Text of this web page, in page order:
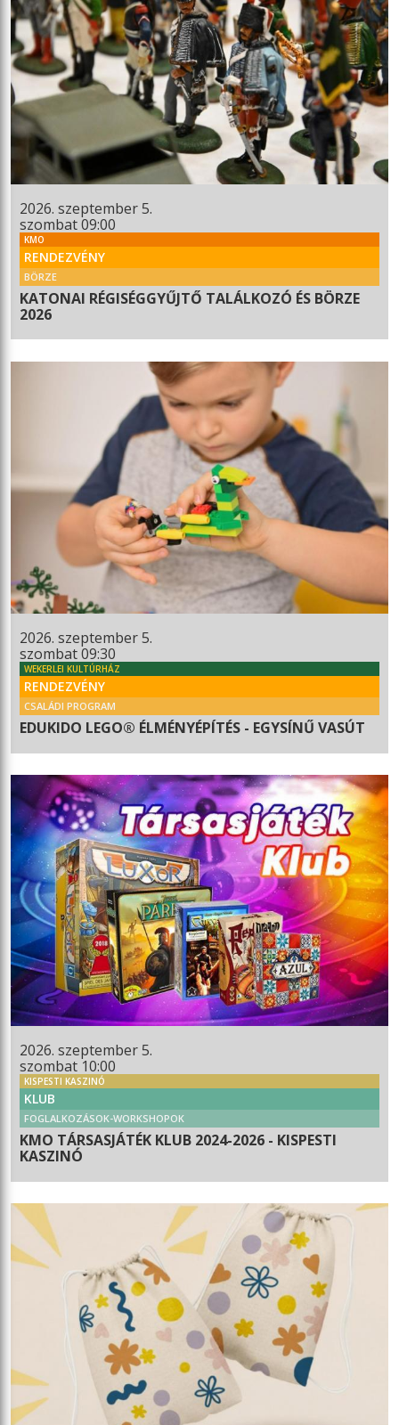
2026. szeptember 5.
szombat 09:00
KMO
RENDEZVÉNY
BÖRZE
KATONAI RÉGISÉGGYŰJTŐ TALÁLKOZÓ ÉS BÖRZE
2026
2026. szeptember 5.
szombat 09:30
WEKERLEI KULTÚRHÁZ
RENDEZVÉNY
CSALÁDI PROGRAM
EDUKIDO LEGO® ÉLMÉNYÉPÍTÉS - EGYSÍNŰ VASÚT
2026. szeptember 5.
szombat 10:00
KISPESTI KASZINÓ
KLUB
FOGLALKOZÁSOK-WORKSHOPOK
KMO TÁRSASJÁTÉK KLUB 2024-2026 - KISPESTI
KASZINÓ